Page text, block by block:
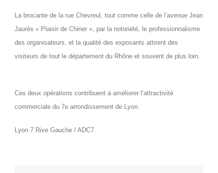
La brocante de la rue Chevreul, tout comme celle de l’avenue Jean
Jaurès « Plaisir de Chiner », par la notoriété, le professionnalisme
des organisateurs, et la qualité des exposants attirent des
visiteurs de tout le département du Rhône et souvent de plus loin.
Ces deux opérations contribuent à améliorer l’attractivité
commerciale du 7e arrondissement de Lyon.
Lyon 7 Rive Gauche / ADC7